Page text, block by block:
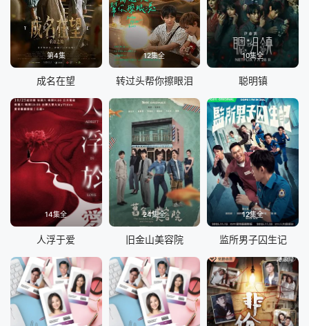
第4集
成名在望
12集全
转过头帮你擦眼泪
10集全
聪明镇
14集全
人浮于爱
24集全
旧金山美容院
12集全
监所男子囚生记